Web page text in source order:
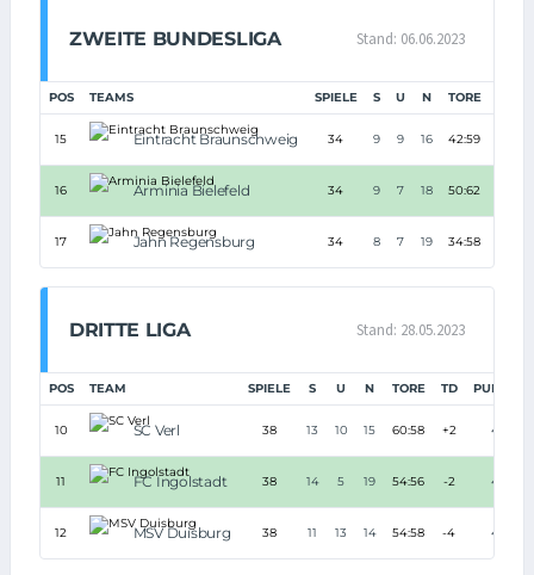
ZWEITE BUNDESLIGA Stand: 06.06.2023
POS TEAMS SPIELE S U N TORE
15 Eintracht Braunschweig 34 9 9 16 42:59
16 Arminia Bielefeld 34 9 7 18 50:62
17 Jahn Regensburg 34 8 7 19 34:58
DRITTE LIGA Stand: 28.05.2023
POS TEAM SPIELE S U N TORE TD PUNKTE
10 SC Verl 38 13 10 15 60:58 +2 49
11 FC Ingolstadt 38 14 5 19 54:56 -2 47
12 MSV Duisburg 38 11 13 14 54:58 -4 46